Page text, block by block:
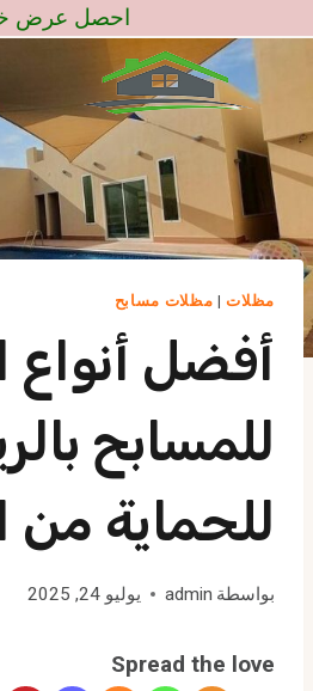
المحتوى
احصل عرض
مظلات| مظلات مسابح
أفضل أنواع
للمسابح
للحماية
بواسطة admin يوليو 24, 2025
Spread the love